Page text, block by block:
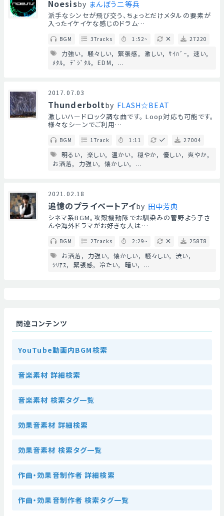
Noesisby まんぼう二等兵
派手なシンセが飛び交う、ちょっとだけメタルの要素が
入ったイケイケな感じのドラム…
BGM 3Tracks 1:52~ 27220
力強い 騒々しい 緊張感 激しい ｻｲﾊﾞｰ
速い
ﾒﾀﾙ
ﾃﾞｼﾞﾀﾙ EDM ...
2017.07.03
Thunderboltby FLASH☆BEAT
激しいハードロック調な曲です。 Loop対応も可能です。
様々なシーンでご利用…
BGM 1Track 1:11 27004
明るい 楽しい 温かい 穏やか 優しい
爽やか
お洒落
力強い 懐かしい ...
2021.02.18
追憶のプライベートアイby 田中芳典
シネマ系BGM。攻殻機動隊でお馴染みの菅野よう子さ
んや海外ドラマがお好きな人は…
BGM 2Tracks 2:29~ 25878
お洒落 力強い 懐かしい 騒々しい
渋い
ｼﾘｱｽ
緊張感 冷たい 暗い ...
関連コンテンツ
YouTube動画内BGM検索
音楽素材 詳細検索
音楽素材 検索タグ一覧
効果音素材 詳細検索
効果音素材 検索タグ一覧
作曲・効果音制作者 詳細検索
作曲・効果音制作者 検索タグ一覧